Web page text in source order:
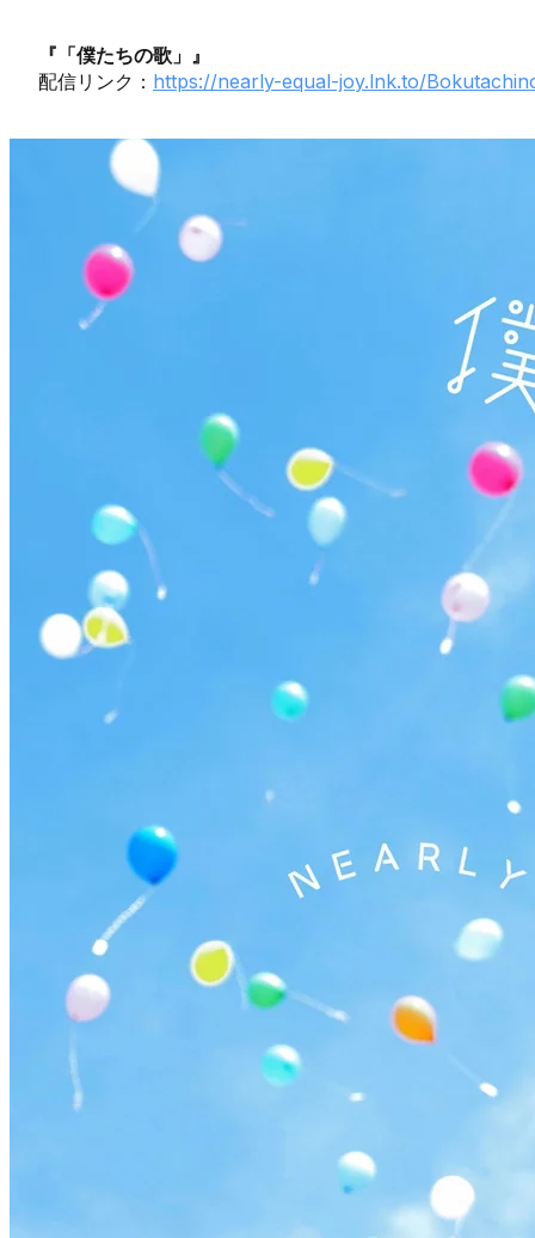
『「僕たちの歌」』
配信リンク： https://nearly-equal-joy.lnk.to/